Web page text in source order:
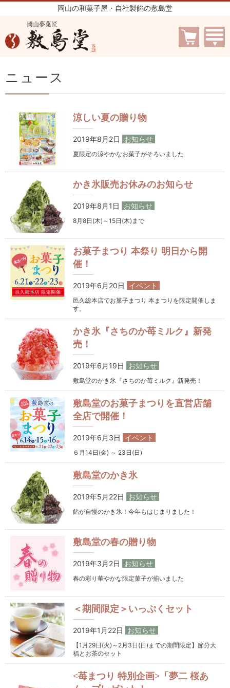
岡山の和菓子屋・自社製餡の敷島堂
ニュース
涼しい夏の贈り物
2019年8月2日 お知らせ
夏限定の涼やかなお菓子がそろいました
かき氷販売お休みのお知らせ
2019年8月1日 お知らせ
8月8日(木)～15日(木)まで
お菓子まつり 本祭り 明日から開
催！
2019年6月20日 イベント
邑久総本店でお菓子まつり 本まつりを限定開催しま
す。
かき氷『さちのか苺ミルク』新発
売！
2019年6月19日 お知らせ
敷島堂のかき氷『さちのか苺ミルク』新発売！
敷島堂のお菓子まつりを直営店舗
全店で開催！
2019年6月3日 イベント
６月14日(金) ～ 23日(日)
敷島堂のかき氷
2019年5月22日 お知らせ
餡が自慢のかき氷！今年もはじまりました！
敷島堂の春の贈り物
2019年3月2日 お知らせ
春の彩り華やかな限定菓子が揃いました
＜期間限定＞いっぷくセット
2019年1月22日 お知らせ
【1月29日(火)～2月3日(日)までの期間限定】節分大
福とお茶のセット
<苺まつり 特別企画>「夢二 桜あ